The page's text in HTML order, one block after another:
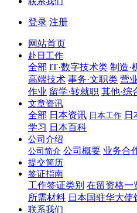
登录 注册
网站首页
赴日工作
全部 IT·数字技术类 制造·
高端技术 事务·文职类 营
作业 留学·转就职 其他·综
文章资讯
全部 日本资讯 日本工作 日
学习 日本百科
公司介绍
公司简介 公司概要 业务合
提交简历
签证指南
工作签证类别 在留资格一
所需材料 日本国驻华大使
联系我们